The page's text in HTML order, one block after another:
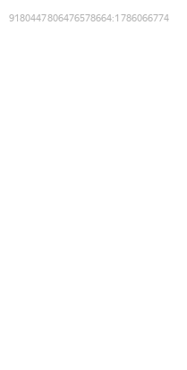
9180447806476578664:1786066774